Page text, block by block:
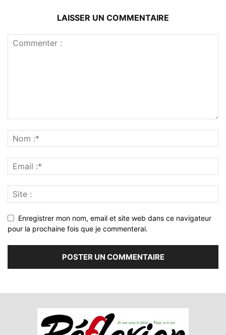
LAISSER UN COMMENTAIRE
Enregistrer mon nom, email et site web dans ce navigateur
pour la prochaine fois que je commenterai.